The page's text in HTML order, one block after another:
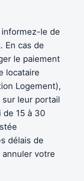
informez-le de
En cas de
le paiement
locataire
Logement),
leur portail
de 15 à 30
délais de
votre